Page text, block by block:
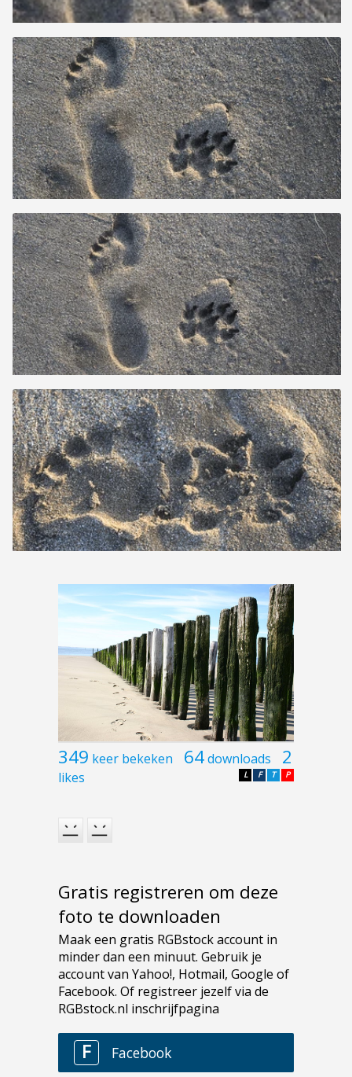
349 keer bekeken 64downloads 2
likes P
T
F
L
Gratis registreren om deze
foto te downloaden